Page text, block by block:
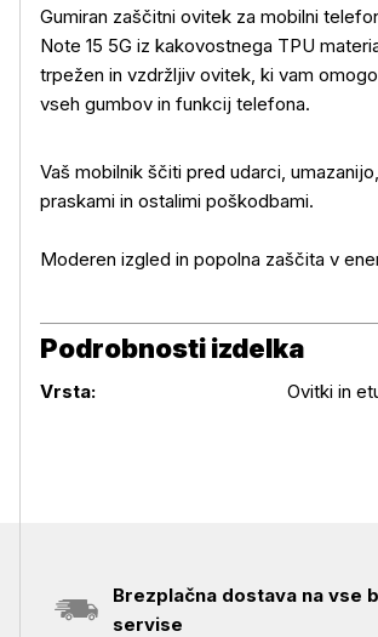
Več o izdelku
Gumiran zaščitni ovitek za mobilni
Note 15 5G iz kakovostnega TPU
trpežen in vzdržljiv ovitek, ki vam
vseh gumbov in funkcij telefona.
Vaš mobilnik ščiti pred udarci,
praskami in ostalimi poškodbami.
Moderen izgled in popolna zaščita v
Podrobnosti izdelka
Podrobnosti izdelka
Vrsta: Ovitki in
Brezplačna dostava na vse
servise